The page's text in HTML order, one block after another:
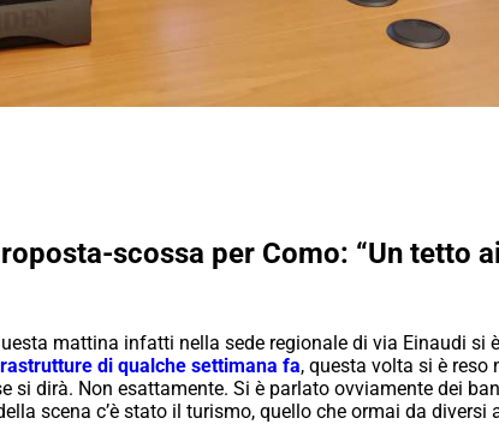
scossa per Como: “Un tetto
mattina infatti nella sede regionale di via Einaudi si
di qualche settimana fa, questa volta si è reso
si dirà. Non esattamente. Si è parlato ovviamente dei
scena c’è stato il turismo, quello che ormai da